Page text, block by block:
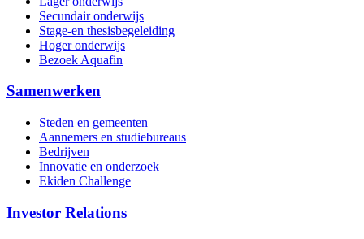
Secundair onderwijs
Stage-en thesisbegeleiding
Hoger onderwijs
Bezoek Aquafin
Samenwerken
Steden en gemeenten
Aannemers en studiebureaus
Bedrijven
Innovatie en onderzoek
Ekiden Challenge
Investor Relations